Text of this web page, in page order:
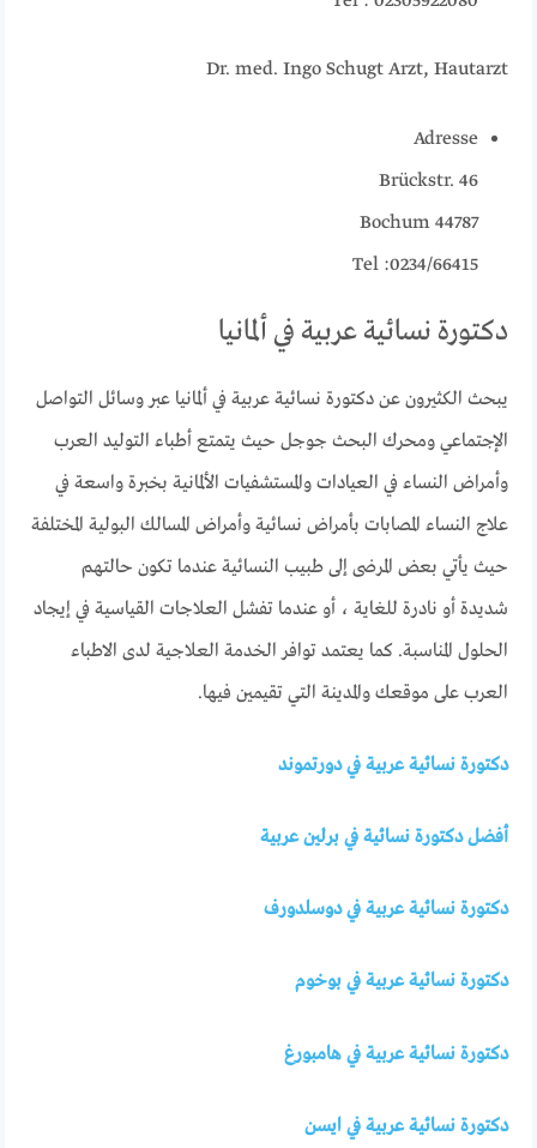
Dr. med. Ingo Schugt Arzt, Hautarzt
Adresse
Brückstr. 46
44787 Bochum
Tel :0234/66415
دكتورة نسائية عربية في ألمانيا
يبحث الكثيرون عن دكتورة نسائية عربية في ألمانيا عبر وسائل التواصل
الإجتماعي ومحرك البحث جوجل حيث يتمتع أطباء التوليد العرب
وأمراض النساء في العيادات والمستشفيات الألمانية بخبرة واسعة في
علاج النساء المصابات بأمراض نسائية وأمراض المسالك البولية المختلفة
حيث يأتي بعض المرضى إلى طبيب النسائية عندما تكون حالتهم
شديدة أو نادرة للغاية ، أو عندما تفشل العلاجات القياسية في إيجاد
الحلول المناسبة. كما يعتمد توافر الخدمة العلاجية لدى الاطباء
العرب على موقعك والمدينة التي تقيمين فيها.
دكتورة نسائية عربية في دورتموند
أفضل دكتورة نسائية في برلين عربية
دكتورة نسائية عربية في دوسلدورف
دكتورة نسائية عربية في بوخوم
دكتورة نسائية عربية في هامبورغ
دكتورة نسائية عربية في ايسن